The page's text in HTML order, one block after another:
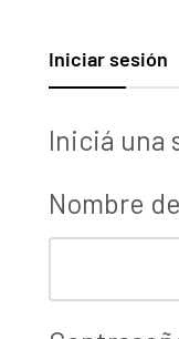
Iniciar sesión
Iniciá una
Nombre